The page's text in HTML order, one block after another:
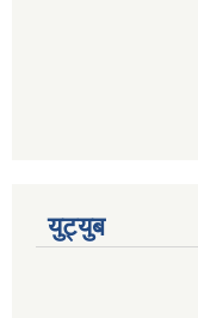
युट्युब